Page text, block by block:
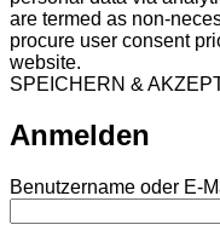
are termed as non-
procure user consent
website.
SPEICHERN &
Anmelden
Benutzername oder E-